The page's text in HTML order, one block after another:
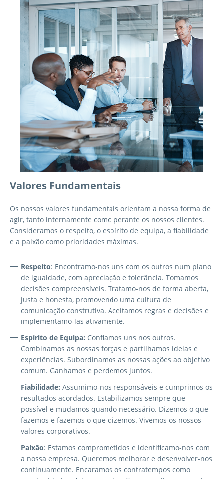
Valores Fundamentais
Os nossos valores fundamentais orientam a nossa forma de
agir, tanto internamente como perante os nossos clientes.
Consideramos o respeito, o espírito de equipa, a fiabilidade
e a paixão como prioridades máximas.
Respeito: Encontramo-nos uns com os outros num plano
de igualdade, com apreciação e tolerância. Tomamos
decisões compreensíveis. Tratamo-nos de forma aberta,
justa e honesta, promovendo uma cultura de
comunicação construtiva. Aceitamos regras e decisões e
implementamo-las ativamente.
Espírito de Equipa: Confiamos uns nos outros.
Combinamos as nossas forças e partilhamos ideias e
experiências. Subordinamos as nossas ações ao objetivo
comum. Ganhamos e perdemos juntos.
Fiabilidade:Assumimo-nos responsáveis e cumprimos os
resultados acordados. Estabilizamos sempre que
possível e mudamos quando necessário. Dizemos o que
fazemos e fazemos o que dizemos. Vivemos os nossos
valores corporativos.
Paixão: Estamos comprometidos e identificamo-nos com
a nossa empresa. Queremos melhorar e desenvolver-nos
continuamente. Encaramos os contratempos como